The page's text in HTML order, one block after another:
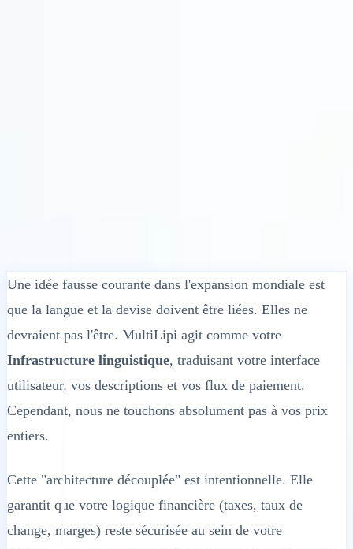
Une idée fausse courante dans l'expansion mondiale est
que la langue et la devise doivent être liées. Elles ne
devraient pas l'être. MultiLipi agit comme votre
Infrastructure linguistique, traduisant votre interface
utilisateur, vos descriptions et vos flux de paiement.
Cependant, nous ne touchons absolument pas à vos prix
entiers.
Cette "architecture découplée" est intentionnelle. Elle
garantit que votre logique financière (taxes, taux de
change, marges) reste sécurisée au sein de votre